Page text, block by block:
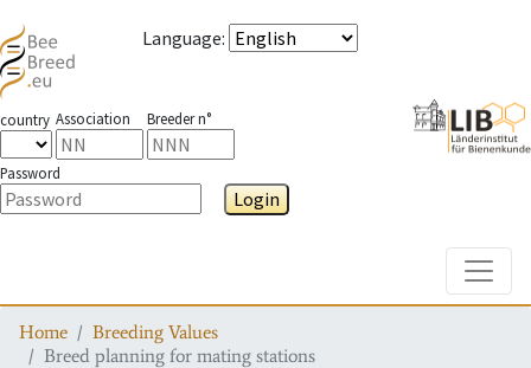
Language:
country Association Breeder n°
Password
Login
Home
Breeding Values
Breed planning for mating stations